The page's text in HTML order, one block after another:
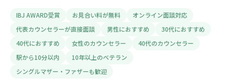
IBJ AWARD受賞 お見合い料が無料
オンライン面談対応
代表カウンセラーが直接面談
男性におすすめ
30代におすすめ
40代におすすめ
女性のカウンセラー
40代のカウンセラー
駅から10分以内
10年以上のベテラン
シングルマザー・ファザーも歓迎